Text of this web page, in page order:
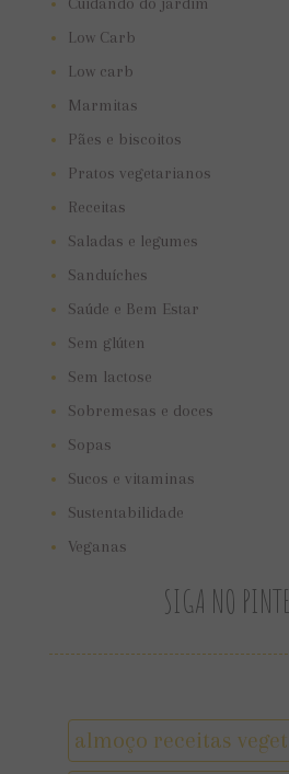
Low Carb
Low carb
Marmitas
Pães e biscoitos
Pratos vegetarianos
Receitas
Saladas e legumes
Sanduíches
Saúde e Bem Estar
Sem glúten
Sem lactose
Sobremesas e doces
Sopas
Sucos e vitaminas
Sustentabilidade
Veganas
SIGA NO
almoço receitas